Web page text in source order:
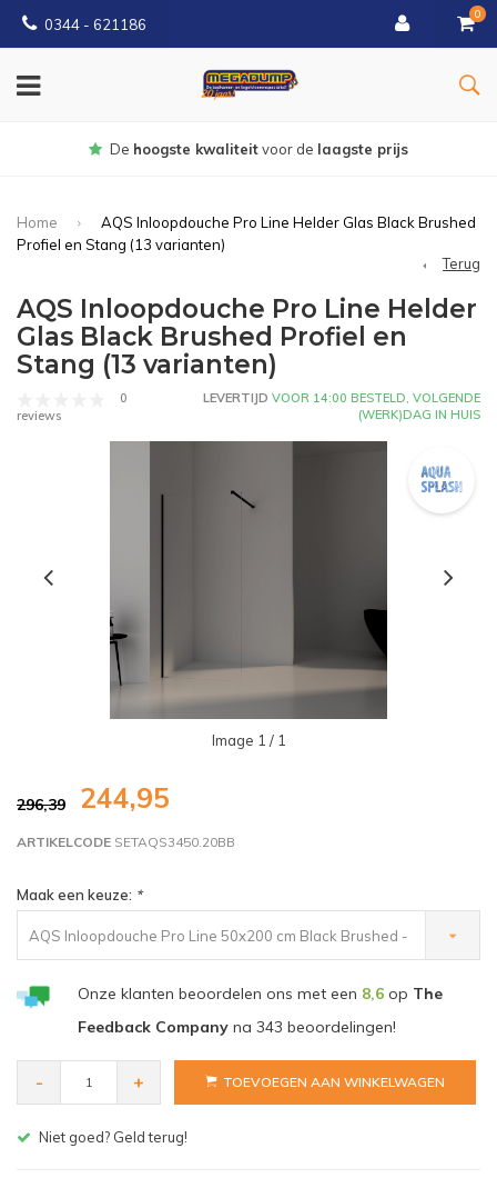
0344 - 621186
0
Gratisbezorgd vanaf € 150
Home
AQS Inloopdouche Pro Line Helder Glas Black Brushed
Profiel en Stang (13 varianten)
Terug
AQS Inloopdouche Pro Line Helder
Glas Black Brushed Profiel en
Stang (13 varianten)
0
reviews
LEVERTIJD VOOR 14:00 BESTELD, VOLGENDE
(WERK)DAG IN HUIS
Image 1 / 1
296,39 244,95
ARTIKELCODE SETAQS3450.20BB
Maak een keuze: *
AQS Inloopdouche Pro Line 50x200 cm Black Brushed -
€244,95Onze klanten beoordelen ons met een 8,6op The
Feedback Companyna 343 beoordelingen!
- + TOEVOEGEN AAN WINKELWAGEN
Gratis bezorgen v.a. € 150,- (NL)